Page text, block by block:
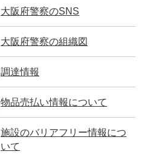
大阪府警察のSNS
大阪府警察の組織図
調達情報
物品売払い情報について
施設のバリアフリー情報につ
いて